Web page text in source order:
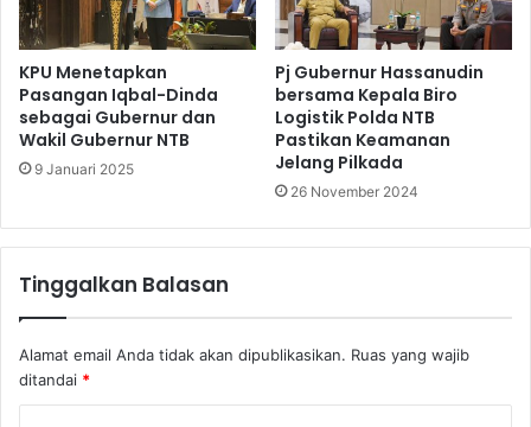
KPU Menetapkan
Pasangan Iqbal-Dinda
sebagai Gubernur dan
Wakil Gubernur NTB
9 Januari 2025
Pj Gubernur Hassanudin
bersama Kepala Biro
Logistik Polda NTB
Pastikan Keamanan
Jelang Pilkada
26 November 2024
Tinggalkan Balasan
Alamat email Anda tidak akan dipublikasikan. Ruas yang wajib
ditandai *